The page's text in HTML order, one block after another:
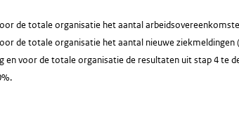
de totale organisatie het aantal
de totale organisatie het aantal nieuwe ziekmeldingen
en voor de totale organisatie de resultaten uit stap 4 te